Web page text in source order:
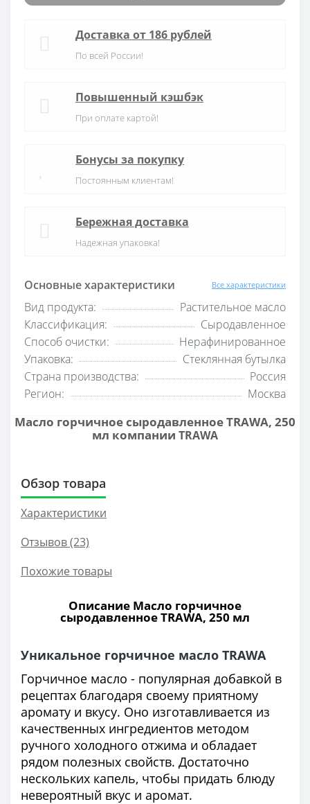
Основные характеристики Все характеристики
Вид продукта:
Растительное масло
Классификация:
Сыродавленное
Способ очистки:
Нерафинированное
Упаковка:
Стеклянная бутылка
Страна производства:
Россия
Регион:
Москва
Доставка от 186 рублей
По всей России!
Повышенный кэшбэк
При оплате картой!
Бонусы за покупку
Постоянным клиентам!
Бережная доставка
Надежная упаковка!
Масло горчичное сыродавленное TRAWA, 250
мл компании TRAWA
Обзор товара
Характеристики
Отзывов (23)
Похожие товары
Описание Масло горчичное
сыродавленное TRAWA, 250 мл
Уникальное горчичное масло TRAWA
Горчичное масло - популярная добавкой в
рецептах благодаря своему приятному
аромату и вкусу. Оно изготавливается из
качественных ингредиентов методом
ручного холодного отжима и обладает
рядом полезных свойств. Достаточно
нескольких капель, чтобы придать блюду
невероятный вкус и аромат.